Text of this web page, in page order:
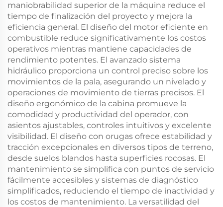
maniobrabilidad superior de la máquina reduce el
tiempo de finalización del proyecto y mejora la
eficiencia general. El diseño del motor eficiente en
combustible reduce significativamente los costos
operativos mientras mantiene capacidades de
rendimiento potentes. El avanzado sistema
hidráulico proporciona un control preciso sobre los
movimientos de la pala, asegurando un nivelado y
operaciones de movimiento de tierras precisos. El
diseño ergonómico de la cabina promueve la
comodidad y productividad del operador, con
asientos ajustables, controles intuitivos y excelente
visibilidad. El diseño con orugas ofrece estabilidad y
tracción excepcionales en diversos tipos de terreno,
desde suelos blandos hasta superficies rocosas. El
mantenimiento se simplifica con puntos de servicio
fácilmente accesibles y sistemas de diagnóstico
simplificados, reduciendo el tiempo de inactividad y
los costos de mantenimiento. La versatilidad del